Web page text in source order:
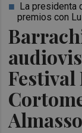
La presidenta
premios con